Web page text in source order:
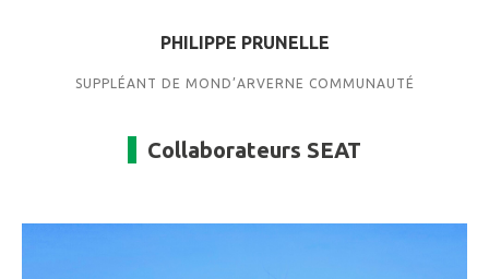
PHILIPPE PRUNELLE
SUPPLÉANT DE MOND’ARVERNE COMMUNAUTÉ
Collaborateurs SEAT